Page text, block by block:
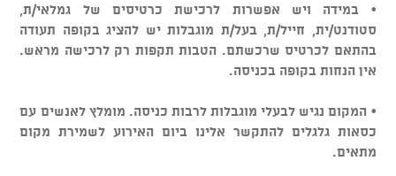
• במידה ויש אפשרות לרכישת כרטיסים של גמלאי/ת,
סטודנט/ית, חייל/ת, בעל/ת מוגבלות יש להציג בקופה תעודה
בהתאם לכרטיס שרכשתם. הטבות תקפות רק לרכישה מראש.
אין הנחות בקופה בכניסה.
• המקום נגיש לבעלי מוגבלות לרבות כניסה. מומלץ לאנשים עם
כסאות גלגלים להתקשר אלינו ביום האירוע לשמירת מקום
מתאים.